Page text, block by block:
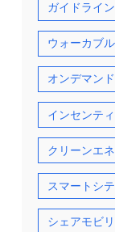
ガイドライン
ウォーカブル
オンデマン
インセンテ
クリーンエ
スマートシ
シェアモビ